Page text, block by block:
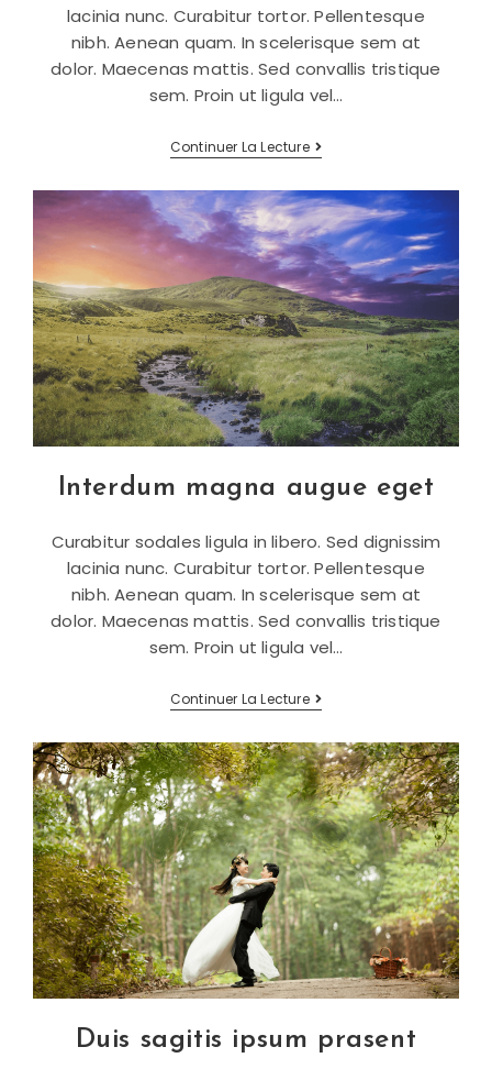
lacinia nunc. Curabitur tortor. Pellentesque
nibh. Aenean quam. In scelerisque sem at
dolor. Maecenas mattis. Sed convallis tristique
sem. Proin ut ligula vel…
Continuer La LectureNeque
Adipiscing
Cursus
Interdum magna augue eget
Curabitur sodales ligula in libero. Sed dignissim
lacinia nunc. Curabitur tortor. Pellentesque
nibh. Aenean quam. In scelerisque sem at
dolor. Maecenas mattis. Sed convallis tristique
sem. Proin ut ligula vel…
Continuer La LectureInterdum
Magna
Eget
Duis sagitis ipsum prasent